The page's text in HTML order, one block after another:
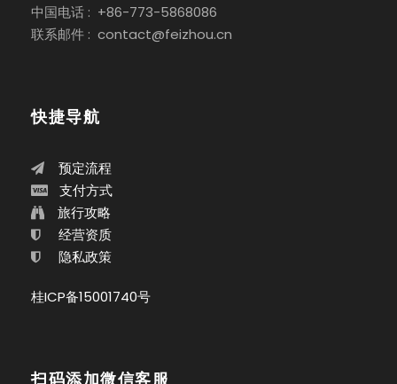
中国电话 : +86-773-5868086
联系邮件 : contact@feizhou.cn
快捷导航
预定流程
支付方式
旅行攻略
经营资质
隐私政策
桂ICP备15001740号
扫码添加微信客服